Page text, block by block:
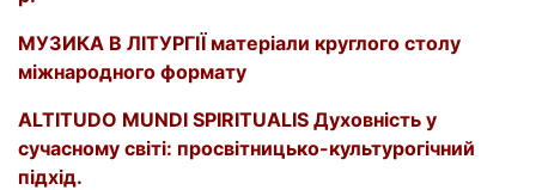
МУЗИКА В ЛІТУРГІЇ матеріали круглого столу
міжнародного формату
ALTITUDO MUNDI SPIRITUALIS Духовність у
сучасному світі: просвітницько-культурогічний
підхід.